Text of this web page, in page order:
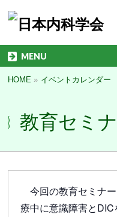
MENU
HOME » イベントカレンダー
教育セミ
今回の教育セミナ
療中に意識障害と